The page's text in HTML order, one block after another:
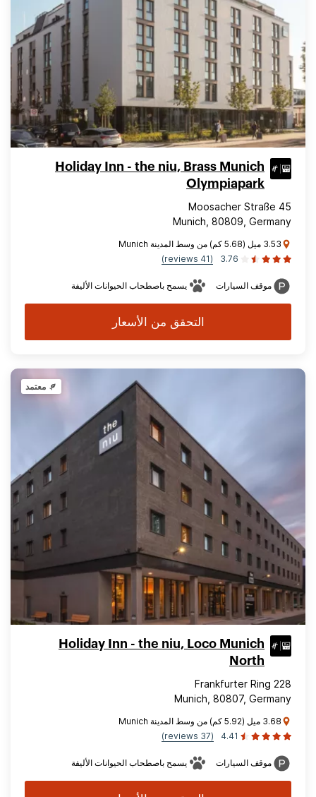
Holiday Inn - the niu, Brass Munich
Olympiapark
Moosacher Straße 45
Munich, 80809, Germany
3.53 ميل (5.68 كم) من وسط المدينة Munich
3.76
(41 reviews)
موقف السيارات يسمح باصطحاب الحيوانات الأليفة
التحقق من الأسعار
معتمد
Holiday Inn - the niu, Loco Munich
North
Frankfurter Ring 228
Munich, 80807, Germany
3.68 ميل (5.92 كم) من وسط المدينة Munich
4.41
(37 reviews)
موقف السيارات يسمح باصطحاب الحيوانات الأليفة